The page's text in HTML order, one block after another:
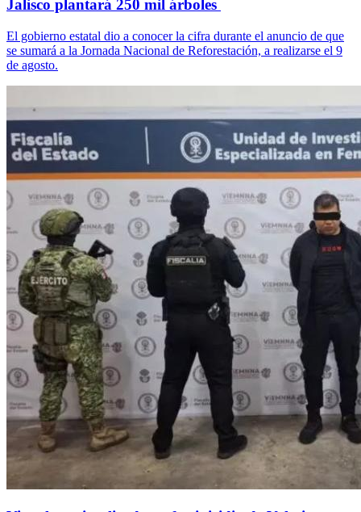
Jalisco plantará 250 mil árboles
El gobierno estatal dio a conocer la cifra durante el anuncio de que
se sumará a la Jornada Nacional de Reforestación, a realizarse el 9
de agosto.